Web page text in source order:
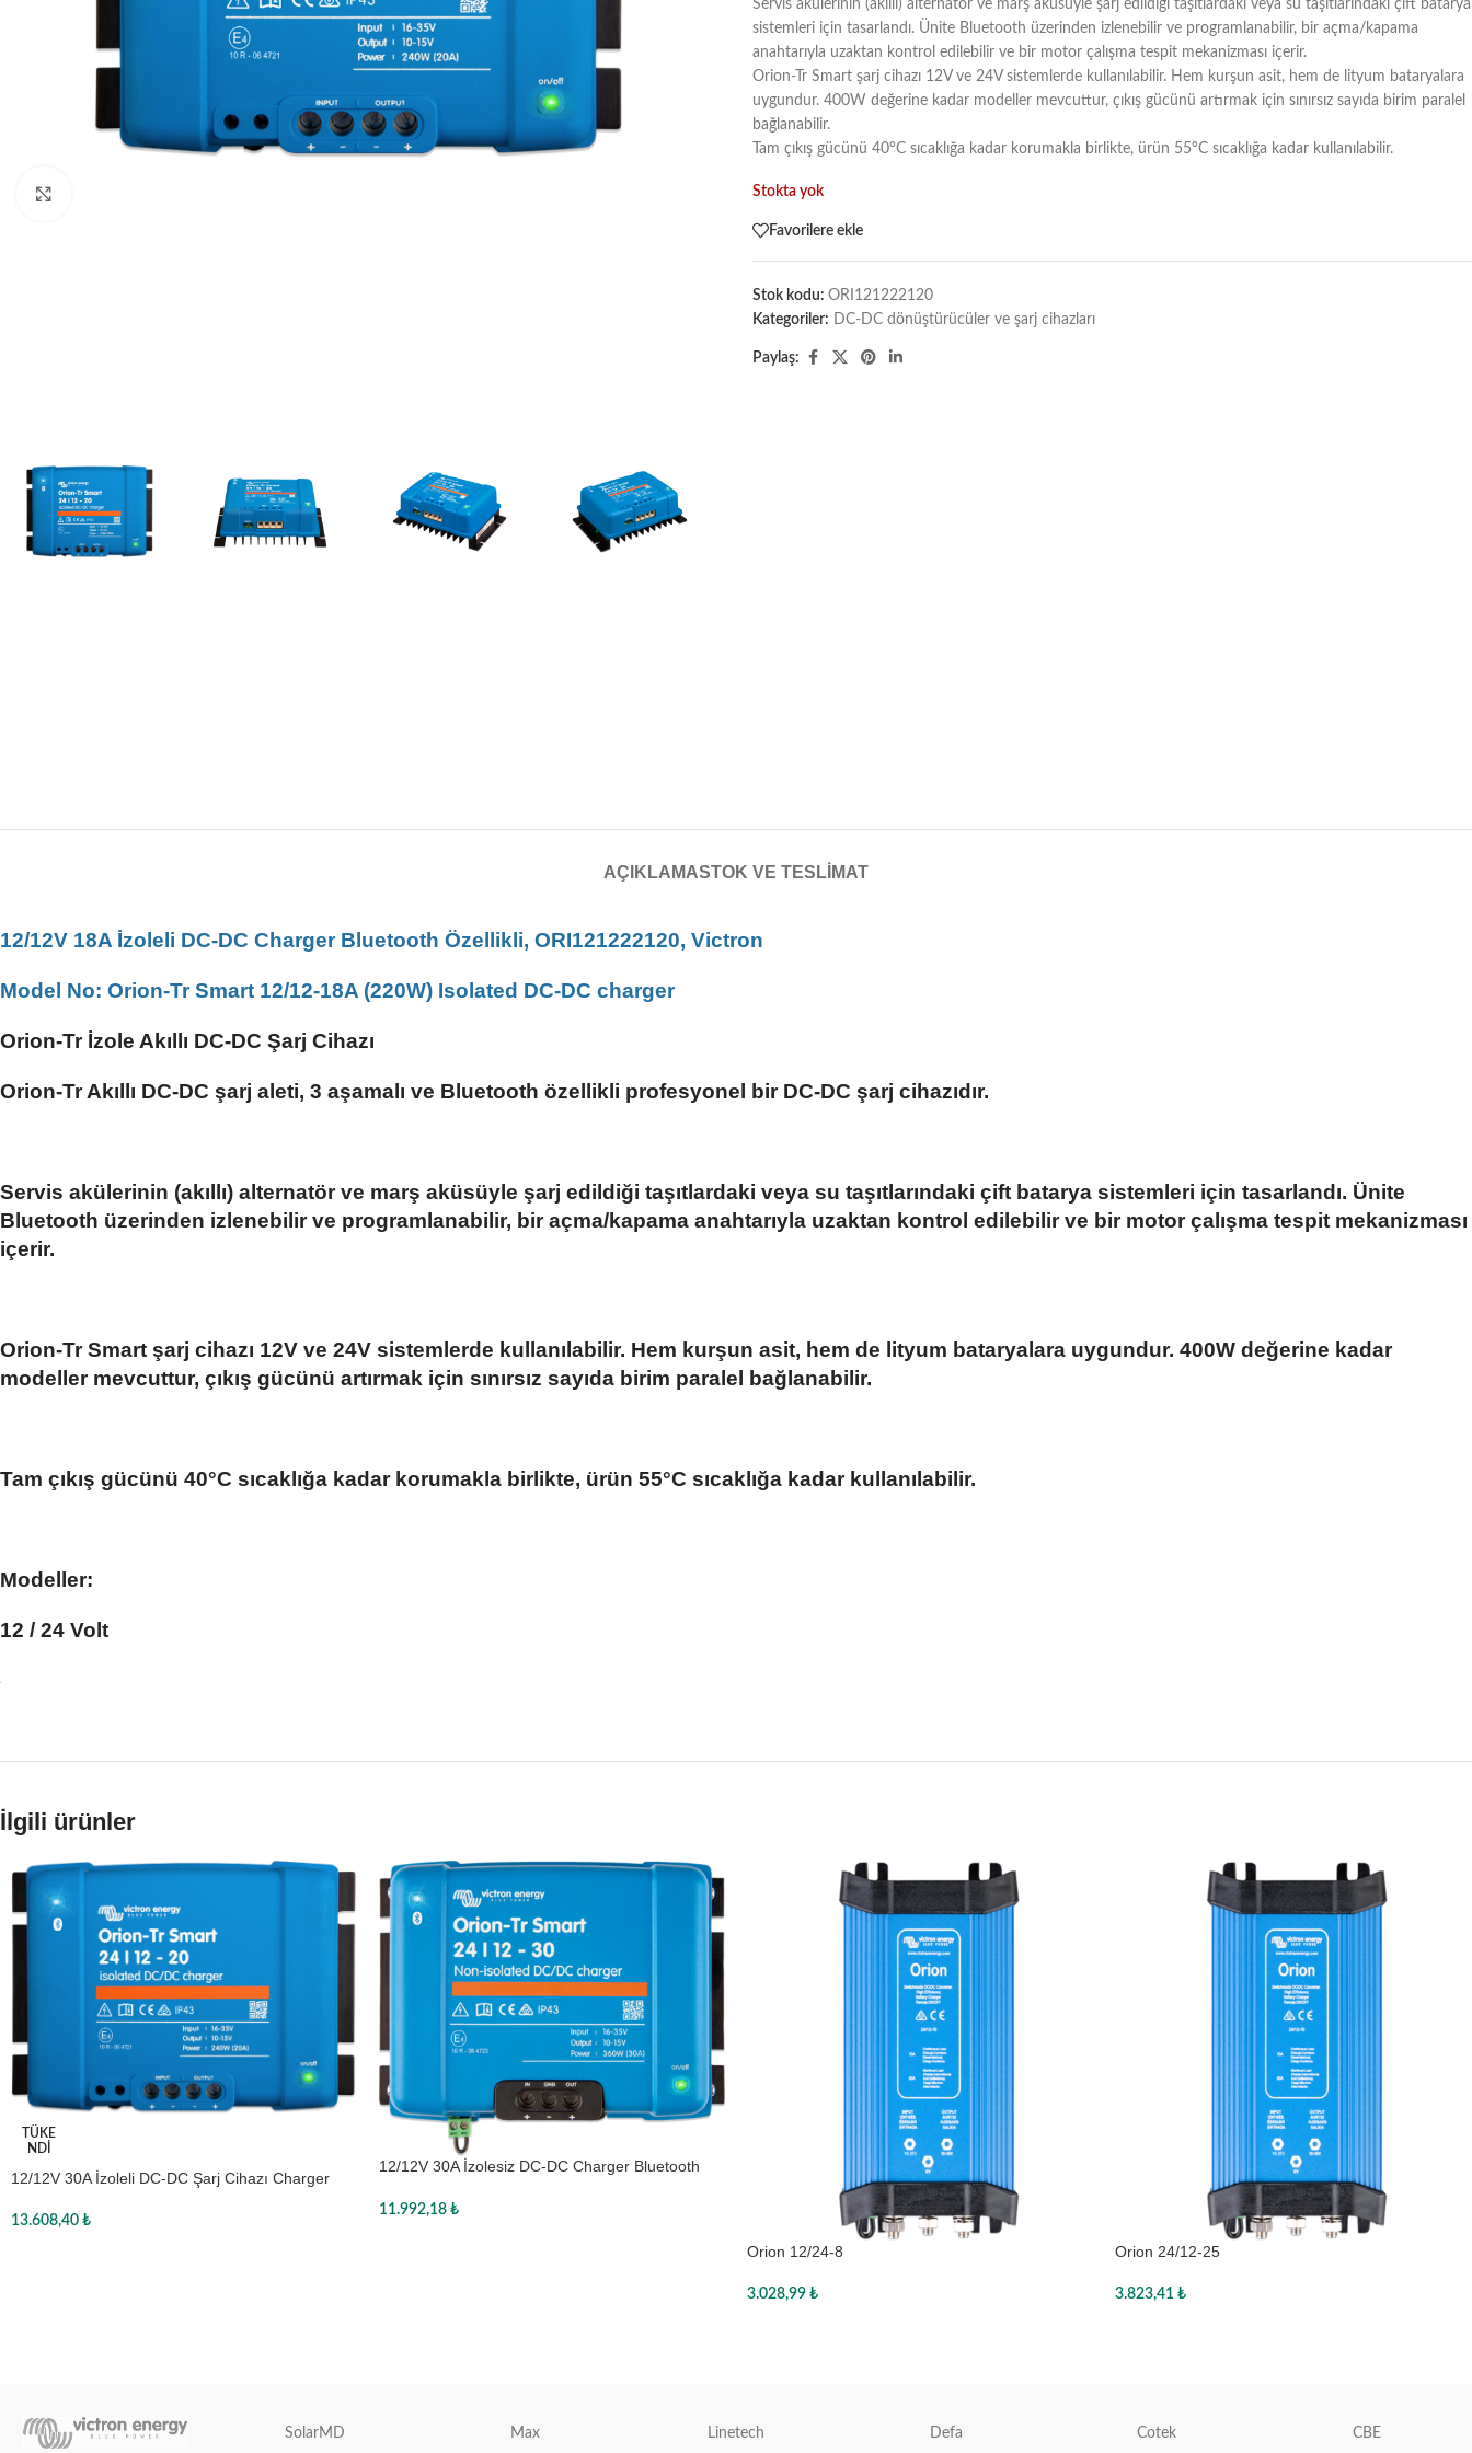
Servis akülerinin (akıllı) alternatör ve marş aküsüyle şarj edildiği taşıtlardaki veya su taşıtlarındaki çift batarya
sistemleri için tasarlandı. Ünite Bluetooth üzerinden izlenebilir ve programlanabilir, bir açma/kapama
anahtarıyla uzaktan kontrol edilebilir ve bir motor çalışma tespit mekanizması içerir.
Orion-Tr Smart şarj cihazı 12V ve 24V sistemlerde kullanılabilir. Hem kurşun asit, hem de lityum bataryalara
uygundur. 400W değerine kadar modeller mevcuttur, çıkış gücünü artırmak için sınırsız sayıda birim paralel
bağlanabilir.
Tam çıkış gücünü 40°C sıcaklığa kadar korumakla birlikte, ürün 55°C sıcaklığa kadar kullanılabilir.
Stokta yok
Favorilere ekle
Stok kodu: ORI121222120
Kategoriler: DC-DC dönüştürücüler ve şarj cihazları
Paylaş:
AÇIKLAMASTOK VE TESLIMAT
12/12V 18A İzoleli DC-DC Charger Bluetooth Özellikli, ORI121222120, Victron
Model No: Orion-Tr Smart 12/12-18A (220W) Isolated DC-DC charger
Orion-Tr İzole Akıllı DC-DC Şarj Cihazı
Orion-Tr Akıllı DC-DC şarj aleti, 3 aşamalı ve Bluetooth özellikli profesyonel bir DC-DC şarj cihazıdır.
Servis akülerinin (akıllı) alternatör ve marş aküsüyle şarj edildiği taşıtlardaki veya su taşıtlarındaki çift batarya sistemleri için tasarlandı. Ünite
Bluetooth üzerinden izlenebilir ve programlanabilir, bir açma/kapama anahtarıyla uzaktan kontrol edilebilir ve bir motor çalışma tespit mekanizması
içerir.
Orion-Tr Smart şarj cihazı 12V ve 24V sistemlerde kullanılabilir. Hem kurşun asit, hem de lityum bataryalara uygundur. 400W değerine kadar
modeller mevcuttur, çıkış gücünü artırmak için sınırsız sayıda birim paralel bağlanabilir.
Tam çıkış gücünü 40°C sıcaklığa kadar korumakla birlikte, ürün 55°C sıcaklığa kadar kullanılabilir.
Modeller:
12 / 24 Volt
İlgili ürünler
TÜKE
NDI
12/12V 30A İzoleli DC-DC Şarj Cihazı Charger
13.608,40 ₺
12/12V 30A İzolesiz DC-DC Charger Bluetooth
11.992,18 ₺
Orion 12/24-8
3.028,99 ₺
Orion 24/12-25
3.823,41 ₺
SolarMD Max Linetech Defa Cotek CBE